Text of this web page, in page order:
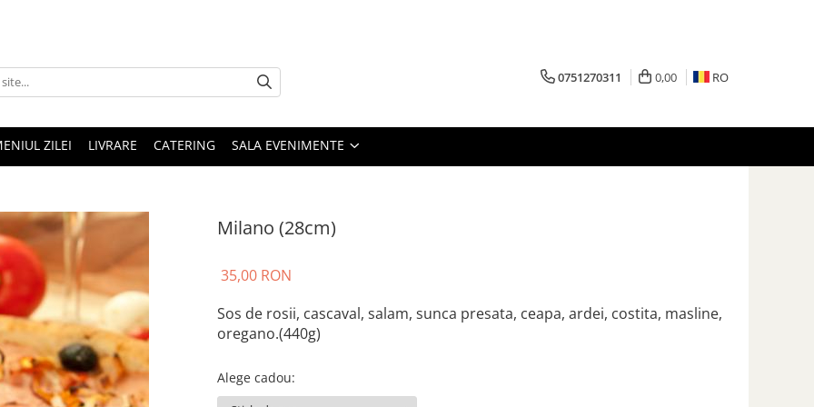
0751270311 0,00 RO
ZILEI LIVRARE CATERING SALA EVENIMENTE
Milano (28cm)
35,00 RON
Sos de rosii, cascaval, salam, sunca presata, ceapa, ardei, costita, masline,
oregano.(440g)
Alege cadou: